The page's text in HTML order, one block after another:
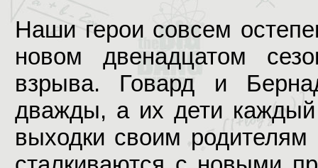
Наши герои совсем
новом двенадцатом
взрыва. Говард и
дважды, а их дети
выходки своим